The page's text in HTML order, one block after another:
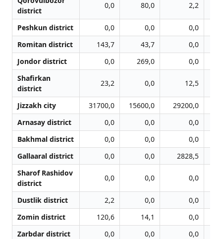
district
0,0 80,0 2,2
Peshkun district 0,0 0,0
0,0
Romitan district
143,7 43,7
0,0
Jondor district
0,0 269,0
0,0
Shafirkan
district
23,2 0,0 12,5
Jizzakh city 31700,0 15600,0 29200,0
Arnasay district
0,0 0,0
0,0
Bakhmal district
0,0 0,0
0,0
Gallaaral district
0,0 0,0
2828,5
Sharof Rashidov
district
0,0 0,0 0,0
Dustlik district 2,2 0,0
0,0
Zomin district
120,6 14,1
0,0
Zarbdar district
0,0 0,0
0,0